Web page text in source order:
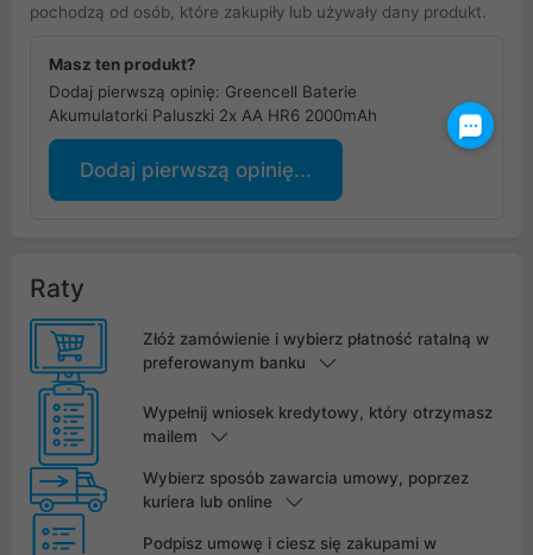
pochodzą od osób, które zakupiły lub używały dany produkt.
Masz ten produkt?
Dodaj pierwszą opinię: Greencell Baterie
Akumulatorki Paluszki 2x AA HR6 2000mAh
Dodaj pierwszą opinię...
Raty
Złóż zamówienie i wybierz płatność ratalną w
preferowanym banku
Wypełnij wniosek kredytowy, który otrzymasz
mailem
Wybierz sposób zawarcia umowy, poprzez
kuriera lub online
Podpisz umowę i ciesz się zakupami w